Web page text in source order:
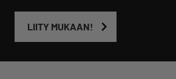
LIITY MUKAAN!